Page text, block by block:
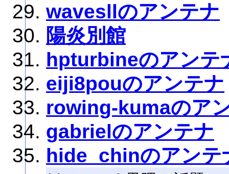
wavesllのアンテナ
陽炎別館
hpturbineのアンテ
eiji8pouのアンテナ
rowing-kumaのア
gabrielのアンテナ
hide_chinのアンテ